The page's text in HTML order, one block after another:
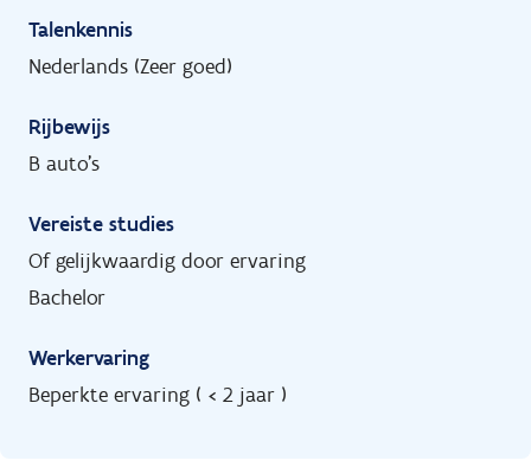
Talenkennis
Nederlands (Zeer goed)
Rijbewijs
B auto's
Vereiste studies
Of gelijkwaardig door ervaring
Bachelor
Werkervaring
Beperkte ervaring ( < 2 jaar )